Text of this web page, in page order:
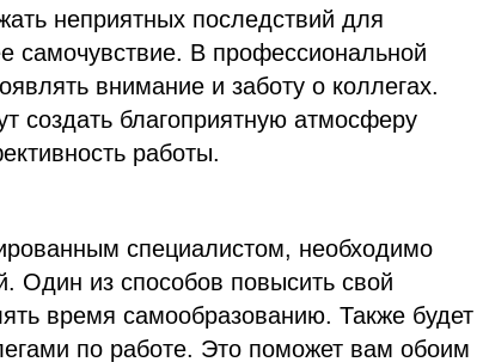
неприятных последствий для
самочувствие. В профессиональной
внимание и заботу о коллегах.
создать благоприятную атмосферу
работы.
специалистом, необходимо
Один из способов повысить свой
время самообразованию. Также будет
по работе. Это поможет вам обоим